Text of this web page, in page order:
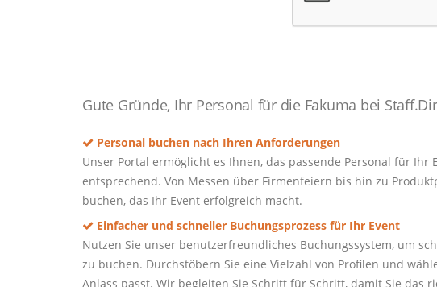
Gute Gründe, Ihr Personal für die Fakuma bei
Personal buchen nach Ihren Anforderungen
Unser Portal ermöglicht es Ihnen, das passende Personal für
entsprechend. Von Messen über Firmenfeiern bis hin zu
buchen, das Ihr Event erfolgreich macht.
Einfacher und schneller Buchungsprozess für Ihr Event
Nutzen Sie unser benutzerfreundliches Buchungssystem, um
zu buchen. Durchstöbern Sie eine Vielzahl von Profilen und
Anlass passt. Wir begleiten Sie Schritt für Schritt, damit Sie das